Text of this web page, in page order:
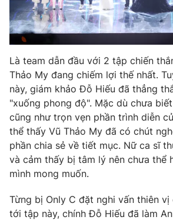
Tư vấn
Chuyên mục khác
Emagazine Podcast
Photo
Video Shorts
VTV Money VTV Thể
VTV Sức khoẻ
Thị trường 24h Tấm
Là team dẫn đầu với 2 tập chiến
Thảo My đang chiếm lợi thế nhất.
này, giám khảo Đỗ Hiếu đã thẳng
"xuống phong độ". Mặc dù chưa
cũng như trọn vẹn phần trình diễn
thể thấy Vũ Thảo My đã có chút
phần chia sẻ về tiết mục. Nữ ca sĩ
và cảm thấy bị tâm lý nên chưa thể
mình mong muốn.
Từng bị Only C đặt nghi vấn thiên vị
tới tập này, chính Đỗ Hiếu đã làm